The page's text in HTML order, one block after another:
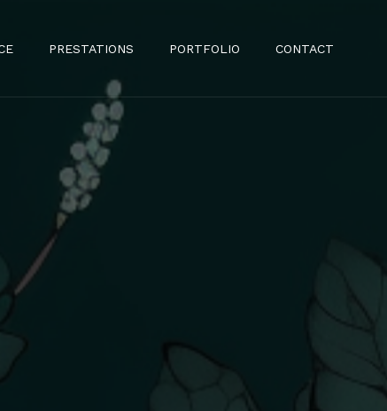
PRESTATIONS PORTFOLIO CONTACT